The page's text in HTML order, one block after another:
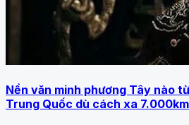
Nền văn minh phương Tây nào
Trung Quốc dù cách xa